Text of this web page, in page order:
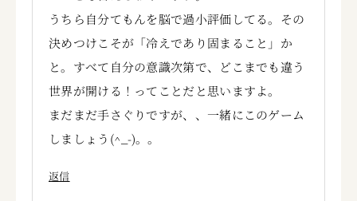
うちら自分てもんを脳で過小評価してる。その
決めつけこそが「冷えであり固まること」か
と。すべて自分の意識次第で、どこまでも違う
世界が開ける！ってことだと思いますよ。
まだまだ手さぐりですが、、一緒にこのゲーム
しましょう(^_-)。。
返信